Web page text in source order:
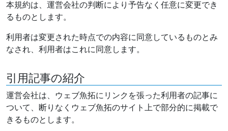
本規約は、運営会社の判断により予告なく任意に変更でき
るものとします。
利用者は変更された時点での内容に同意しているものとみ
なされ、利用者はこれに同意します。
引用記事の紹介
運営会社は、ウェブ魚拓にリンクを張った利用者の記事に
ついて、断りなくウェブ魚拓のサイト上で部分的に掲載で
きるものとします。